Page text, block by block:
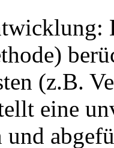
(z.B.
eine
und